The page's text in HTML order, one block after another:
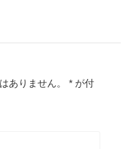
ありません。 * が付